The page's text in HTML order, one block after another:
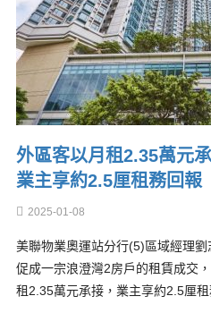
外區客以月租2.35萬元
業主享約2.5厘租務回報
2025-01-08
美聯物業奧運站分行(5)區域經理
促成一宗浪澄灣2房戶的租賃成交
租2.35萬元承接，業主享約2.5厘